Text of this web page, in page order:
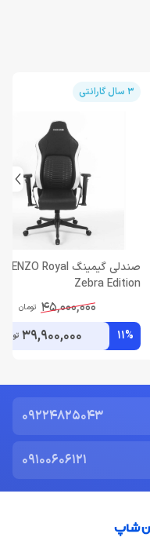
3 سال گارانتی
صندلی گیمینگ RENZO Royal
Zebra Edition
45,000,000 تومان
11%
39,900,000 تومان
09224825043
09100606121